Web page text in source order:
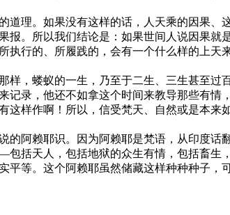
。如果没有这样的话，人天乘的因果、
。所以我们结论是：如果世间人说因果
行的、所履践的，会有一个什么样的上
蝼蚁的一生，乃至于二生、三生甚至过
录，他还不如拿这个时间来教导那些有
样作啊！所以，信受梵天、自然或是本来
赖耶识。因为阿赖耶是梵语，从印度话
括天人，包括地狱的众生有情，包括畜生
平等。这个阿赖耶虽然储藏这样种种种子